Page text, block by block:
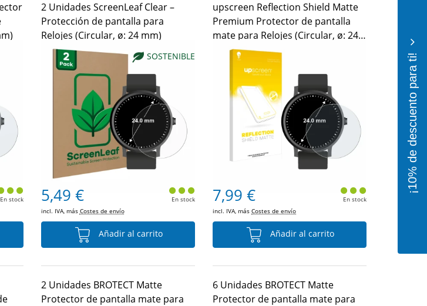
En stock
2 Unidades ScreenLeaf Clear –
Protección de pantalla para
Relojes (Circular, ø: 24 mm)
SOSTENIBLE
5,49 €
incl. IVA, más Costes de envío
En stock
Añadir al carrito
upscreen Reflection Shield Matte
Premium Protector de pantalla
mate para Relojes (Circular, ø: 24
mm)
7,99 €
incl. IVA, másCostes de envío
En stock
Añadir al carrito
2 Unidades BROTECT Matte
Protector de pantalla mate para
6 Unidades BROTECT Matte
Protector de pantalla mate para
¡10% de descuento para ti!